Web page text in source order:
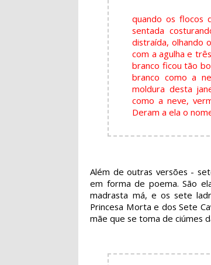
quando os flocos
sentada
distraída, olhando
com a agulha e
branco ficou tão
branco como a
moldura desta
como a neve,
Deram a ela o
Além de outras versões -
em forma de poema. São
madrasta má, e os sete
Princesa Morta e dos Sete
mãe que se toma de ciúmes